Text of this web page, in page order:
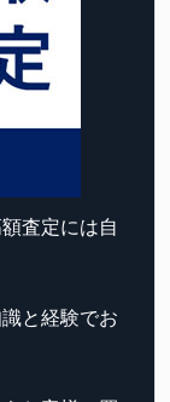
査定には自
と経験でお